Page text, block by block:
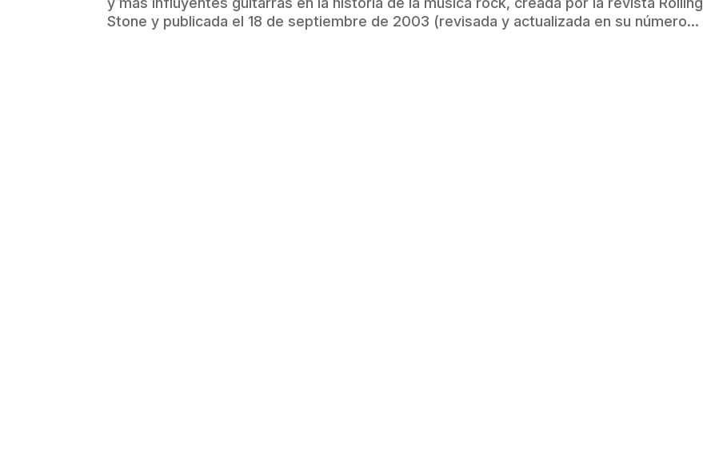
Stone y publicada el 18 de septiembre de 2003 (revisada y actualizada en su número...